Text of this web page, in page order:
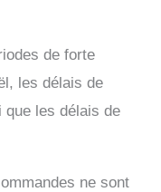
de forte
les délais de
que les délais de
ne sont